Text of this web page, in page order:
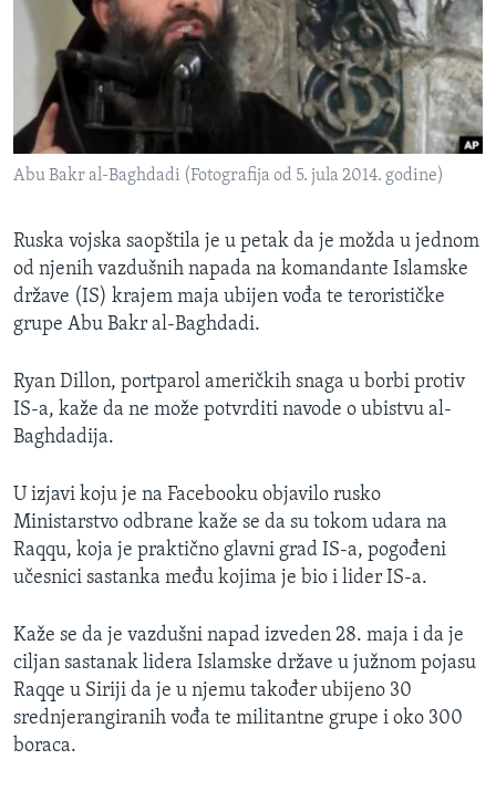
MAGAZIN
O GLASU AMERIKE
Learning English
PRATITE NAS
Jezici
Abu Bakr al-Baghdadi (Fotografija od 5. jula 2014. godine)
Ruska vojska saopštila je u petak da je možda u jednom
od njenih vazdušnih napada na komandante Islamske
države (IS) krajem maja ubijen vođa te terorističke
grupe Abu Bakr al-Baghdadi.
Ryan Dillon, portparol američkih snaga u borbi protiv
IS-a, kaže da ne može potvrditi navode o ubistvu al-
Baghdadija.
U izjavi koju je na Facebooku objavilo rusko
Ministarstvo odbrane kaže se da su tokom udara na
Raqqu, koja je praktično glavni grad IS-a, pogođeni
učesnici sastanka među kojima je bio i lider IS-a.
Kaže se da je vazdušni napad izveden 28. maja i da je
ciljan sastanak lidera Islamske države u južnom pojasu
Raqqe u Siriji da je u njemu također ubijeno 30
srednjerangiranih vođa te militantne grupe i oko 300
boraca.